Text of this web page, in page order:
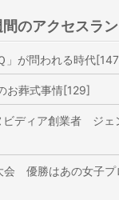
のアクセスラ
が問われる時代
葬式事情[129]
ディア創業者 ジェ
優勝はあの女子プ